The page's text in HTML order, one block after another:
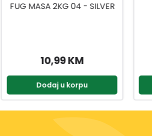
FUG MASA 2KG 43 -
10,99 KM
Dodaj u korpu